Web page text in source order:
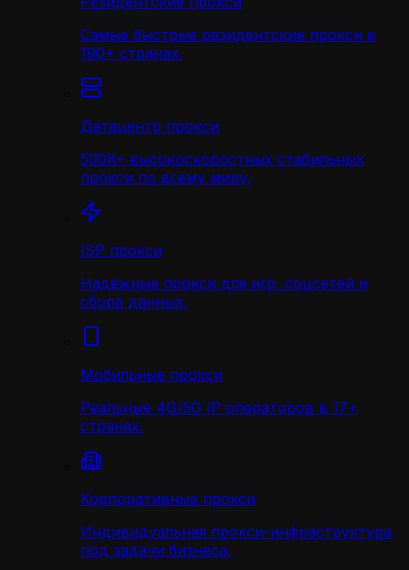
Самые быстрые резидентские прокси в
190+ странах.
Датацентр прокси
500K+ высокоскоростных стабильных
прокси по всему миру.
ISP прокси
Надёжные прокси для игр, соцсетей и
сбора данных.
Мобильные прокси
Реальные 4G/5G IP операторов в 17+
странах.
Корпоративные прокси
Индивидуальная прокси-инфраструктура
под задачи бизнеса.